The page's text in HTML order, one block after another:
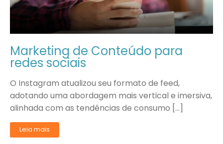
Marketing de Conteúdo para
redes sociais
O Instagram atualizou seu formato de feed,
adotando uma abordagem mais vertical e imersiva,
alinhada com as tendências de consumo […]
Leia mais